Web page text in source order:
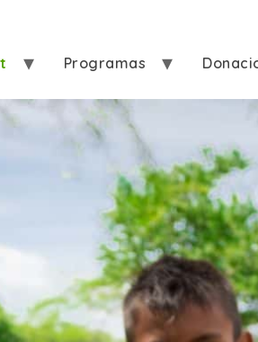
Programas